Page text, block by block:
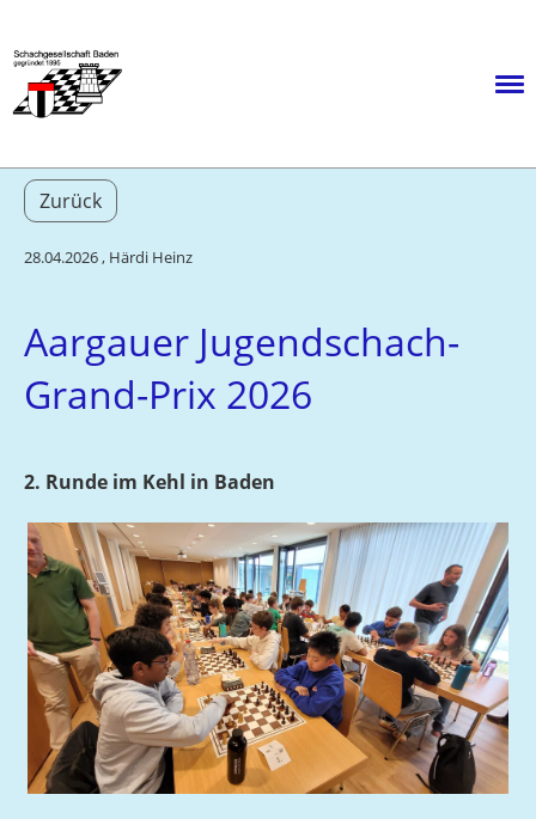
Zurück
28.04.2026, Härdi Heinz
Aargauer Jugendschach-
Grand-Prix 2026
2. Runde im Kehl in Baden